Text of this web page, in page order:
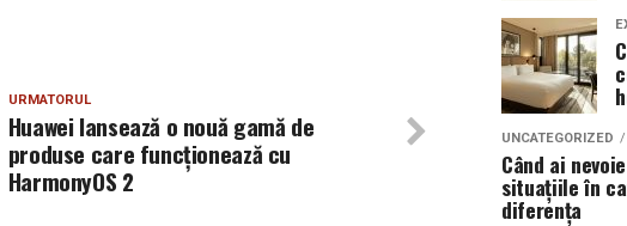
URMATORUL
Huawei lansează o nouă gamă de
produse care funcționează cu
HarmonyOS 2
UNCATEGORIZED
Când ai
situațiile în
diferența